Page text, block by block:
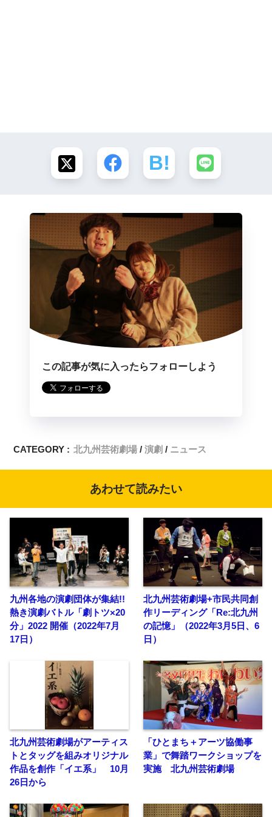
この記事が気に入ったらフォローしよう
CATEGORY : 北九州芸術劇場 演劇 ニュース
あわせて読みたい
九州各地の演劇団体が集結!!
熱き演劇バトル「劇トツ×20
分」2022 開催（2022年7月
17日）
北九州芸術劇場+市民共同創
作リーディング「Re:北九州
の記憶」（2022年3月5日、6
日）
北九州芸術劇場がアーティス
トとタッグを組みオリジナル
作品を創作「イエ系」 10月
26日から
「ひとまち＋アーツ協働事
業」で舞踏ワークショップを
実施 北九州芸術劇場